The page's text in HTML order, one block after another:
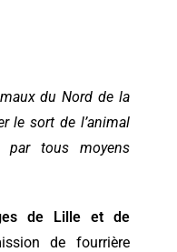
du Nord de la
le sort de l’animal
par tous moyens
de Lille et de
de fourrière